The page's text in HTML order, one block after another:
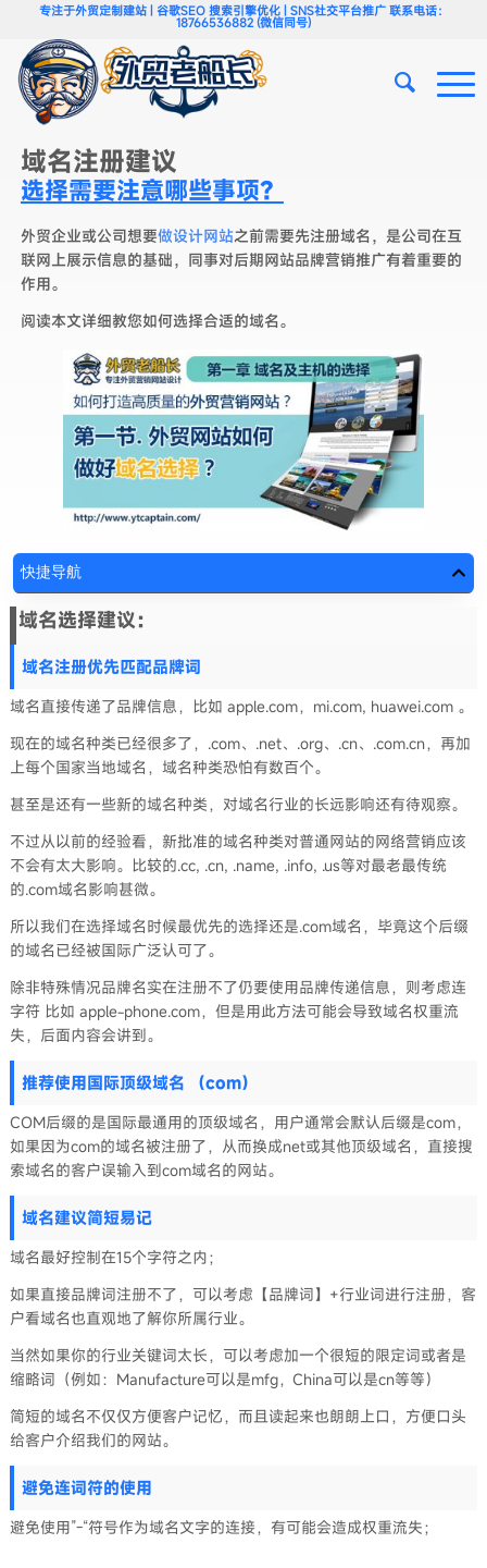
专注于外贸定制建站 | 谷歌SEO 搜索引擎优化 | SNS社交平台推广 联系电话：
18766536882 (微信同号)
域名注册建议
选择需要注意哪些事项？
外贸企业或公司想要做设计网站之前需要先注册域名，是公司在互
联网上展示信息的基础，同事对后期网站品牌营销推广有着重要的
作用。
阅读本文详细教您如何选择合适的域名。
快捷导航
域名选择建议：
域名注册优先匹配品牌词
域名直接传递了品牌信息，比如 apple.com，mi.com, huawei.com 。
现在的域名种类已经很多了，.com、.net、.org、.cn、.com.cn，再加
上每个国家当地域名，域名种类恐怕有数百个。
甚至是还有一些新的域名种类，对域名行业的长远影响还有待观察。
不过从以前的经验看，新批准的域名种类对普通网站的网络营销应该
不会有太大影响。比较的.cc, .cn, .name, .info, .us等对最老最传统
的.com域名影响甚微。
所以我们在选择域名时候最优先的选择还是.com域名，毕竟这个后缀
的域名已经被国际广泛认可了。
除非特殊情况品牌名实在注册不了仍要使用品牌传递信息，则考虑连
字符 比如 apple-phone.com，但是用此方法可能会导致域名权重流
失，后面内容会讲到。
推荐使用国际顶级域名 （com）
COM后缀的是国际最通用的顶级域名，用户通常会默认后缀是com，
如果因为com的域名被注册了，从而换成net或其他顶级域名，直接搜
索域名的客户误输入到com域名的网站。
域名建议简短易记
域名最好控制在15个字符之内；
如果直接品牌词注册不了，可以考虑【品牌词】+行业词进行注册，客
户看域名也直观地了解你所属行业。
当然如果你的行业关键词太长，可以考虑加一个很短的限定词或者是
缩略词（例如：Manufacture可以是mfg，China可以是cn等等）
简短的域名不仅仅方便客户记忆，而且读起来也朗朗上口，方便口头
给客户介绍我们的网站。
避免连词符的使用
避免使用”-“符号作为域名文字的连接，有可能会造成权重流失；